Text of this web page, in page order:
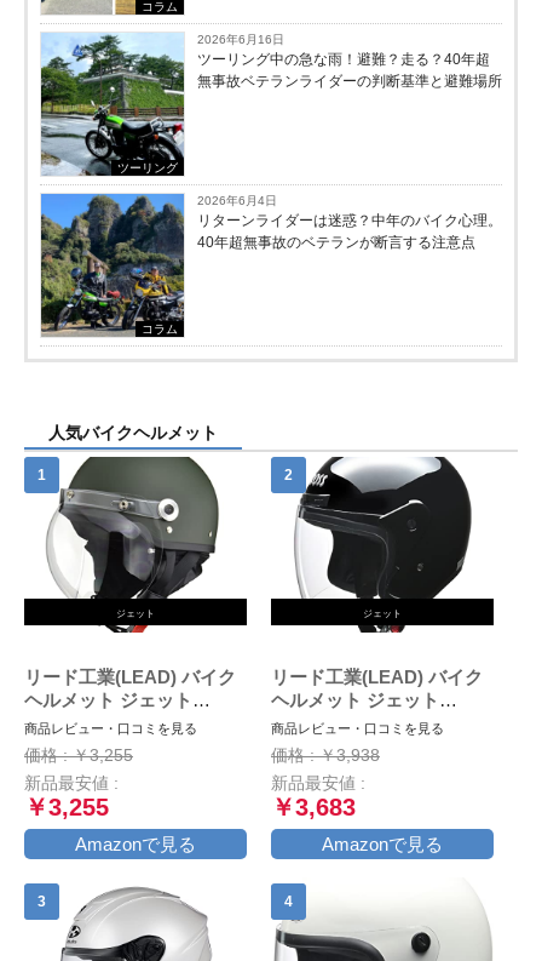
コラム
ツーリング
2026年6月16日
ツーリング中の急な雨！避難？走る？40年超
無事故ベテランライダーの判断基準と避難場所
コラム
2026年6月4日
リターンライダーは迷惑？中年のバイク心理。
40年超無事故のベテランが断言する注意点
人気バイクヘルメット
ジェット
リード工業(LEAD) バイク
ヘルメット ジェット
CROSS バブルシールド付
き マットグリーン CR-760
- FREE (頭囲 57cm~60cm
未満)
商品レビュー・口コミを見る
価格 : ￥3,255
新品最安値 :
￥3,255
Amazonで見る
ジェット
リード工業(LEAD) バイク
ヘルメット ジェット
CROSS ブラック CR-720 -
商品レビュー・口コミを見る
価格 : ￥3,938
新品最安値 :
￥3,683
Amazonで見る